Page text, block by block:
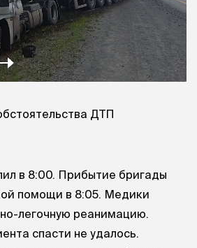
ДТП
в 8:00. Прибытие бригады
помощи в 8:05. Медики
легочную реанимацию.
спасти не удалось.